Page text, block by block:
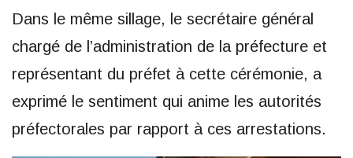
Dans le même sillage, le secrétaire général
chargé de l’administration de la préfecture et
représentant du préfet à cette cérémonie, a
exprimé le sentiment qui anime les autorités
préfectorales par rapport à ces arrestations.